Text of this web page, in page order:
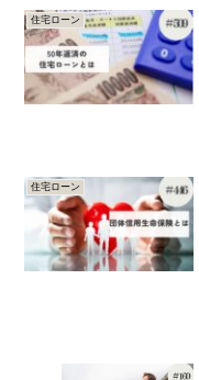
住宅ローン
住宅ローン